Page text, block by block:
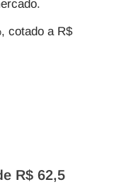
cotado a R$
R$ 62,5